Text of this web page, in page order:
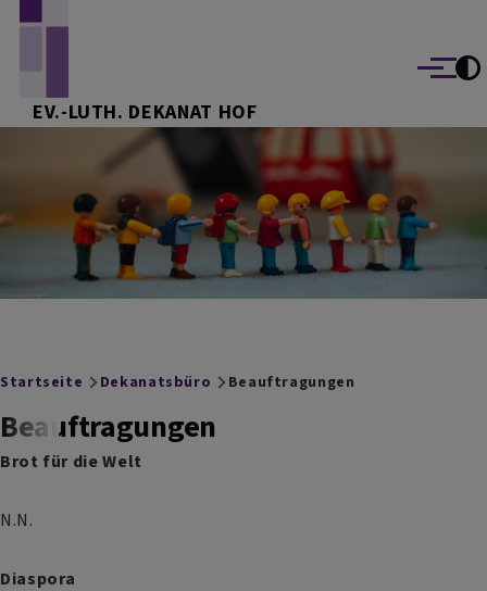
EV.-LUTH. DEKANAT HOF
Menü
Breadcrumb
Startseite Dekanatsbüro Beauftragungen
Beauftragungen
Brot für die Welt
N.N.
Diaspora